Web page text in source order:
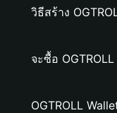
วิธีสร้าง
จะซื้อ OGTROLL
OGTROLL